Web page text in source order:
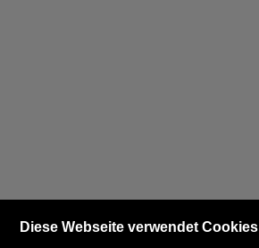
Diese Webseite verwendet Cookies